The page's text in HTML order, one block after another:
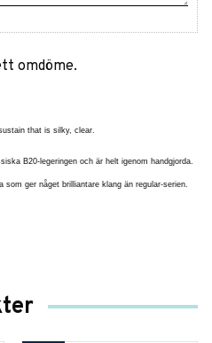
omdöme.
that is silky, clear.
B20-legeringen och är helt igenom handgjorda.
som ger någet brilliantare klang än regular-serien.